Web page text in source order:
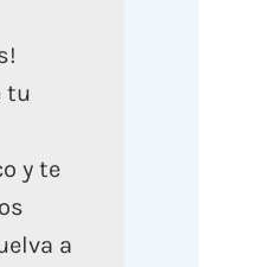
tu
y te
a